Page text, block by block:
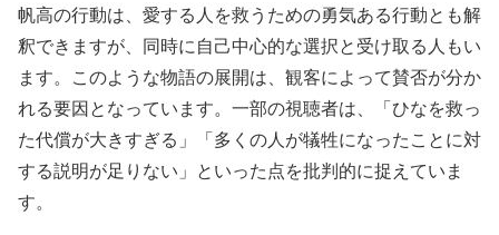
帆高の行動は、愛する人を救うための勇気ある行動とも解
釈できますが、同時に自己中心的な選択と受け取る人もい
ます。このような物語の展開は、観客によって賛否が分か
れる要因となっています。一部の視聴者は、「ひなを救っ
た代償が大きすぎる」「多くの人が犠牲になったことに対
する説明が足りない」といった点を批判的に捉えていま
す。